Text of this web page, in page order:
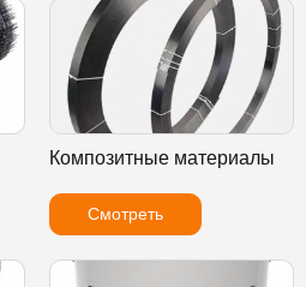
Композитные материалы
Смотреть